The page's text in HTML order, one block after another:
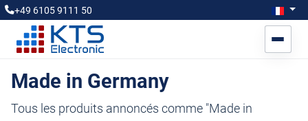
+49 6105 9111 50
Made in Germany
Tous les produits annoncés comme "Made in